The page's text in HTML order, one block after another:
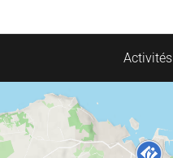
Activités